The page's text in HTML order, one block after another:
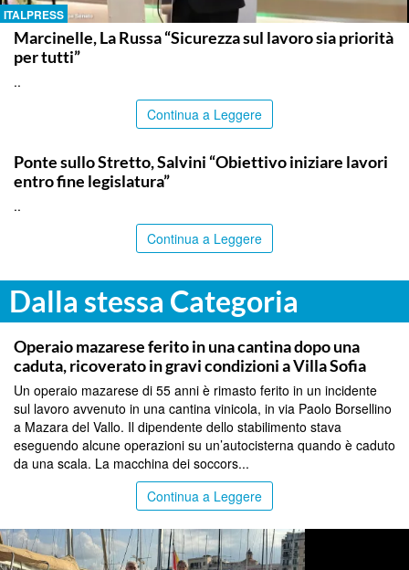
ITALPRESS
Marcinelle, La Russa “Sicurezza sul lavoro sia priorità
per tutti”
..
Continua a Leggere
Ponte sullo Stretto, Salvini “Obiettivo iniziare lavori
entro fine legislatura”
..
Continua a Leggere
Dalla stessa Categoria
PALERMO
Operaio mazarese ferito in una cantina dopo una
caduta, ricoverato in gravi condizioni a Villa Sofia
Un operaio mazarese di 55 anni è rimasto ferito in un incidente
sul lavoro avvenuto in una cantina vinicola, in via Paolo Borsellino
a Mazara del Vallo. Il dipendente dello stabilimento stava
eseguendo alcune operazioni su un’autocisterna quando è caduto
da una scala. La macchina dei soccors...
Continua a Leggere